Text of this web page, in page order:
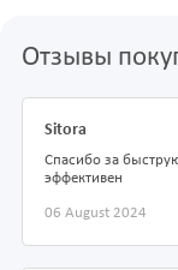
Отзывы
Sitora
Спасибо за
эффективен
06 August 2024